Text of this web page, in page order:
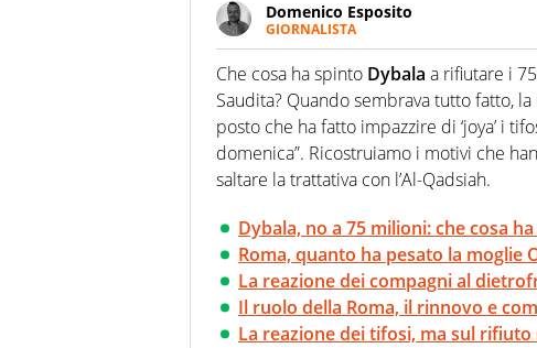
Domenico Esposito
GIORNALISTA
Da vent’anni in campo e sul
Passione smisurata per il calcio e
guai a dirgli di no
Che cosa ha spinto Dybala a rifiutare i
Saudita? Quando sembrava tutto fatto,
posto che ha fatto impazzire di ‘joya’ i
domenica”. Ricostruiamo i motivi che
saltare la trattativa con l’Al-Qadsiah.
Dybala, no a 75 milioni: che cosa
Roma, quanto ha pesato la moglie
La reazione dei compagni al
Il ruolo della Roma, il rinnovo e
La reazione dei tifosi, ma sul